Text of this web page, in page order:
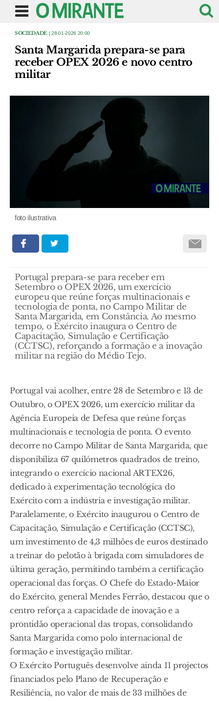
SOCIEDADE | 28-01-2026 20:00
Santa Margarida prepara-se para
receber OPEX 2026 e novo centro
militar
foto ilustrativa
Portugal prepara-se para receber em
Setembro o OPEX 2026, um exercício
europeu que reúne forças multinacionais e
tecnologia de ponta, no Campo Militar de
Santa Margarida, em Constância. Ao mesmo
tempo, o Exército inaugura o Centro de
Capacitação, Simulação e Certificação
(CCTSC), reforçando a formação e a inovação
militar na região do Médio Tejo.
Portugal vai acolher, entre 28 de Setembro e 13 de
Outubro, o OPEX 2026, um exercício militar da
Agência Europeia de Defesa que reúne forças
multinacionais e tecnologia de ponta. O evento
decorre no Campo Militar de Santa Margarida, que
disponibiliza 67 quilómetros quadrados de treino,
integrando o exercício nacional ARTEX26,
dedicado à experimentação tecnológica do
Exército com a indústria e investigação militar.
Paralelamente, o Exército inaugurou o Centro de
Capacitação, Simulação e Certificação (CCTSC),
um investimento de 4,3 milhões de euros destinado
a treinar do pelotão à brigada com simuladores de
última geração, permitindo também a certificação
operacional das forças. O Chefe do Estado-Maior
do Exército, general Mendes Ferrão, destacou que o
centro reforça a capacidade de inovação e a
prontidão operacional das tropas, consolidando
Santa Margarida como polo internacional de
formação e investigação militar.
O Exército Português desenvolve ainda 11 projectos
financiados pelo Plano de Recuperação e
Resiliência, no valor de mais de 33 milhões de